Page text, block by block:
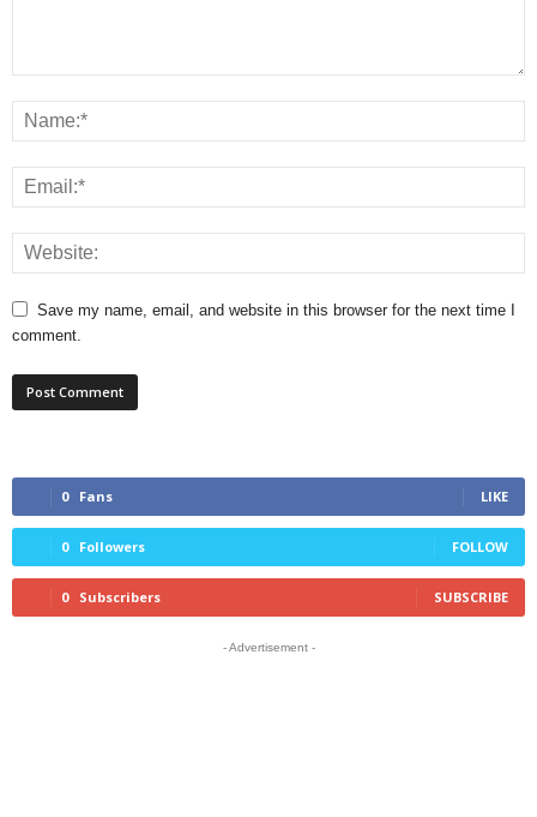
Save my name, email, and website in this browser for the next time I
comment.
0 Fans LIKE
0 Followers FOLLOW
0 Subscribers SUBSCRIBE
- Advertisement -